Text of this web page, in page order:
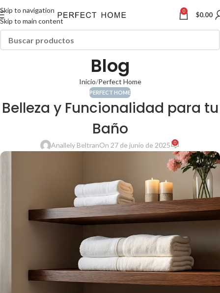
Skip to navigation
Skip to main content
0 $0.00
Blog
Inicio Perfect Home
PERFECT HOME
Belleza y Funcionalidad para tu
Baño
Anallely BeltranOn 27 de junio de 2025 0